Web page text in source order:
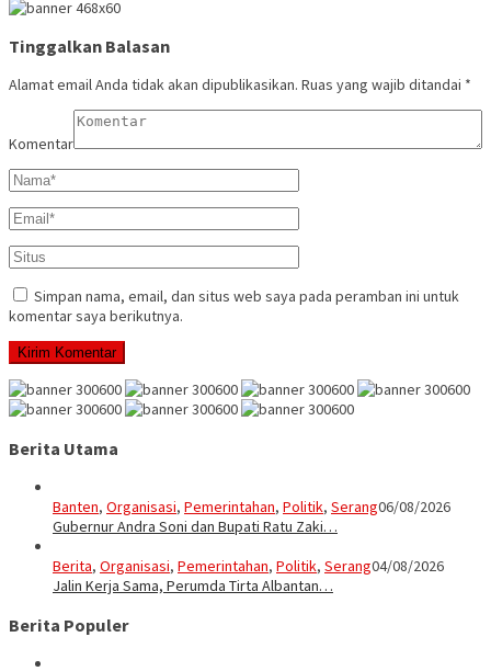
Tinggalkan Balasan
Alamat email Anda tidak akan dipublikasikan. Ruas yang wajib ditandai *
Komentar
Simpan nama, email, dan situs web saya pada peramban ini untuk
komentar saya berikutnya.
Berita Utama
Banten, Organisasi, Pemerintahan, Politik, Serang06/08/2026
Gubernur Andra Soni dan Bupati Ratu Zaki…
Berita, Organisasi, Pemerintahan, Politik, Serang04/08/2026
Jalin Kerja Sama, Perumda Tirta Albantan…
Berita Populer